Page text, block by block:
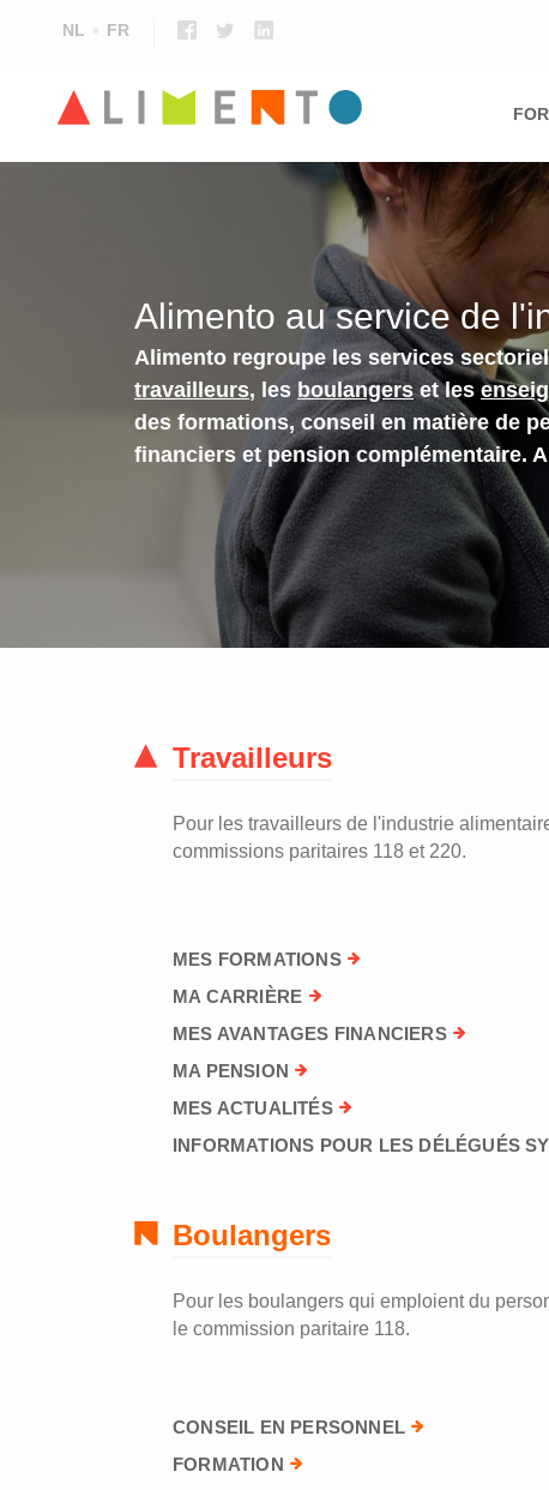
NL FR
Alimento au service de
Alimento regroupe les services
travailleurs, les boulangerset les
des formations, conseil en matière de
financiers et pension complémentaire.
Travailleurs
Pour les travailleurs de l'industrie
commissions paritaires 118 et 220.
MES FORMATIONS
MA CARRIÈRE
MES AVANTAGES FINANCIERS
MA PENSION
MES ACTUALITÉS
INFORMATIONS POUR LES DÉLÉGUÉS
Boulangers
Pour les boulangers qui emploient du
le commission paritaire 118.
CONSEIL EN PERSONNEL
FORMATION